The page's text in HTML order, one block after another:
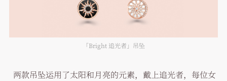
「Bright 追光者」吊坠
两款吊坠运用了太阳和月亮的元素，戴上追光者，每位女